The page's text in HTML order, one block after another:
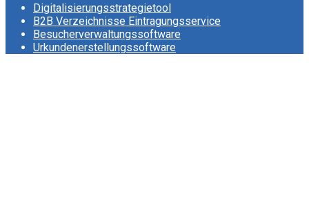
Digitalisierungsstrategietool
B2B Verzeichnisse Eintragungsservice
Besucherverwaltungssoftware
Urkundenerstellungssoftware